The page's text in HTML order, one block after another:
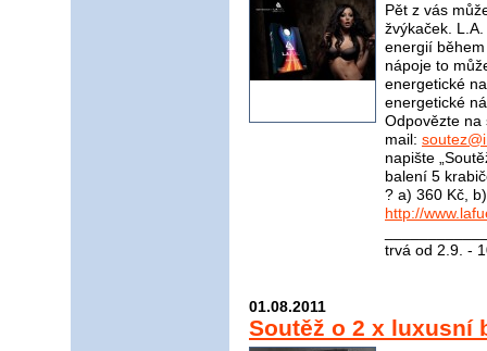
Pět z vás
žvýkaček.
energií
nápoje to
energetické
energetické
Odpovězte na
mail:
napište
balení 5
? a) 360 Kč,
http://
trvá od 2.9. -
01.08.2011
Soutěž o 2 x luxusní